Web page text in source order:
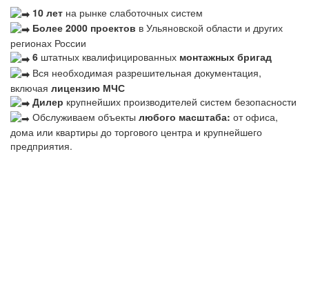
10 лет на рынке слаботочных систем
Более 2000 проектов в Ульяновской области и других
регионах России
6 штатных квалифицированных монтажных бригад
Вся необходимая разрешительная документация,
включая лицензию МЧС
Дилер крупнейших производителей систем безопасности
Обслуживаем объекты любого масштаба: от офиса,
дома или квартиры до торгового центра и крупнейшего
предприятия.